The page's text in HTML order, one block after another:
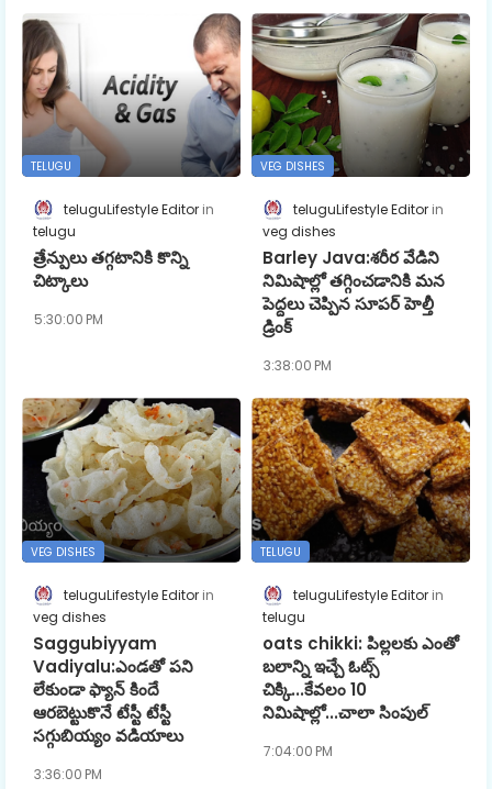
TELUGU
teluguLifestyle Editor
telugu
త్రేన్పులు తగ్గటానికి కొన్ని
చిట్కాలు
5:30:00 PM
VEG DISHES
teluguLifestyle Editor
veg dishes
Barley Java:శరీర వేడిని
నిమిషాల్లో తగ్గించడానికి మన
పెద్దలు చెప్పిన సూపర్ హెల్తీ
డ్రింక్
3:38:00 PM
VEG DISHES
teluguLifestyle Editor
veg dishes
Saggubiyyam
Vadiyalu:ఎండతో పని
లేకుండా ఫ్యాన్ కిందే
ఆరబెట్టుకొనే టేస్టీ టేస్టీ
సగ్గుబియ్యం వడియాలు
3:36:00 PM
TELUGU
teluguLifestyle Editor
telugu
oats chikki: పిల్లలకు ఎంతో
బలాన్ని ఇచ్చే ఓట్స్
చిక్కి...కేవలం 10
నిమిషాల్లో...చాలా సింపుల్
7:04:00 PM